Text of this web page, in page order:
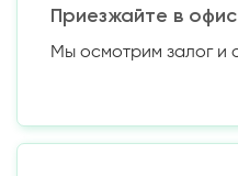
Приезжайте в офис
Мы осмотрим залог и